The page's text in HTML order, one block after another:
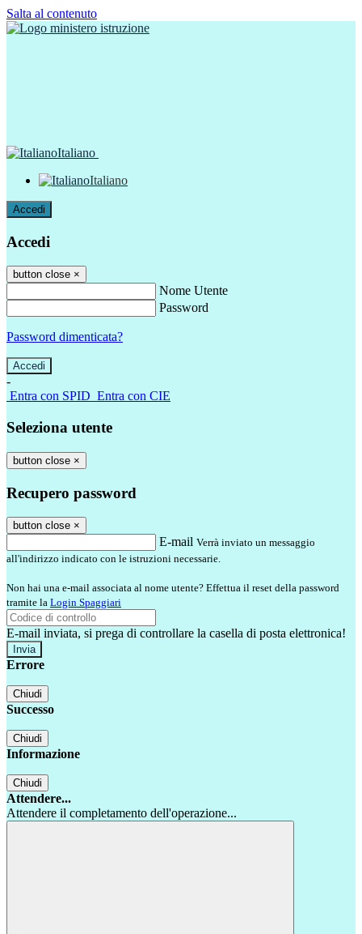
Salta al contenuto
Italiano
Italiano
Accedi
Accedi
button close ×
Nome Utente
Password
Password dimenticata?
-
Entra con SPID Entra con CIE
Seleziona utente
button close ×
Recupero password
button close ×
E-mail Verrà inviato un messaggio
all'indirizzo indicato con le istruzioni necessarie.
Non hai una e-mail associata al nome utente? Effettua il reset della password
tramite la Login Spaggiari
E-mail inviata, si prega di controllare la casella di posta elettronica!
Errore
Chiudi
Successo
Chiudi
Informazione
Chiudi
Attendere...
Attendere il completamento dell'operazione...